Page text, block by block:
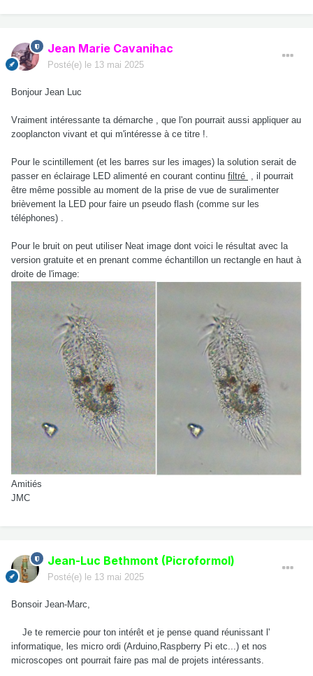
Jean Marie Cavanihac
Posté(e) le 13 mai 2025
Bonjour Jean Luc
Vraiment intéressante ta démarche , que l'on pourrait aussi appliquer au
zooplancton vivant et qui m'intéresse à ce titre !.
Pour le scintillement (et les barres sur les images) la solution serait de
passer en éclairage LED alimenté en courant continu filtré , il pourrait
être même possible au moment de la prise de vue de suralimenter
brièvement la LED pour faire un pseudo flash (comme sur les
téléphones) .
Pour le bruit on peut utiliser Neat image dont voici le résultat avec la
version gratuite et en prenant comme échantillon un rectangle en haut à
droite de l'image:
Amitiés
JMC
Jean-Luc Bethmont (Picroformol)
Posté(e) le 13 mai 2025
Bonsoir Jean-Marc,
Je te remercie pour ton intérêt et je pense quand réunissant l'
informatique, les micro ordi (Arduino,Raspberry Pi etc...) et nos
microscopes ont pourrait faire pas mal de projets intéressants.